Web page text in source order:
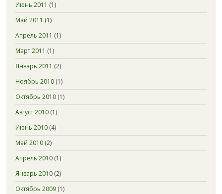
Июнь 2011 (1)
Май 2011 (1)
Апрель 2011 (1)
Март 2011 (1)
Январь 2011 (2)
Ноябрь 2010(1)
Октябрь 2010(1)
Август 2010(1)
Июнь 2010(4)
Май 2010(2)
Апрель 2010(1)
Январь 2010(2)
Октябрь 2009(1)